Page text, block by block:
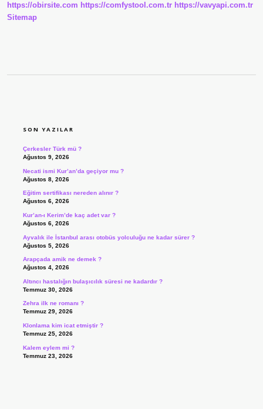
https://obirsite.com https://comfystool.com.tr https://vavyapi.com.tr
Sitemap
SON YAZILAR
Çerkesler Türk mü ?
Ağustos 9, 2026
Necati ismi Kur’an’da geçiyor mu ?
Ağustos 8, 2026
Eğitim sertifikası nereden alınır ?
Ağustos 6, 2026
Kur’an-ı Kerim’de kaç adet var ?
Ağustos 6, 2026
Ayvalık ile İstanbul arası otobüs yolculuğu ne kadar sürer ?
Ağustos 5, 2026
Arapçada amik ne demek ?
Ağustos 4, 2026
Altıncı hastalığın bulaşıcılık süresi ne kadardır ?
Temmuz 30, 2026
Zehra ilk ne romanı ?
Temmuz 29, 2026
Klonlama kim icat etmiştir ?
Temmuz 25, 2026
Kalem eylem mi ?
Temmuz 23, 2026